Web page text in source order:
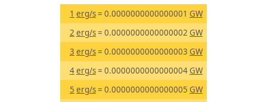
1 erg/s= 0.0000000000000001 GW
2 erg/s= 0.0000000000000002 GW
3 erg/s= 0.0000000000000003 GW
4erg/s= 0.0000000000000004GW
5 erg/s= 0.0000000000000005 GW